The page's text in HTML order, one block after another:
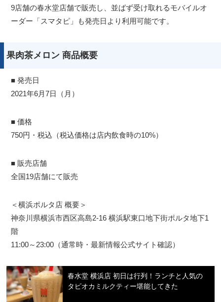
9店舗の春水堂店舗で販売し、並ばず受け取れるモバイルオ
ーダー「スマタピ」も発売日より利用可能です。
果肉茶メロン 商品概要
■ 発売日
2021年6月7日（月）
■ 価格
750円・税込（税込価格は店内飲食時の10%）
■ 販売店舗
全国19店舗にて販売
＜横浜ポルタ店 概要＞
神奈川県横浜市西区高島2-16 横浜駅東口地下街ポルタ地下1
階
11:00～23:00（通常時・最新情報公式サイト確認）
春水堂 横浜店 初日は行列！ランチと人気の
タピオカミルクティー堪能してきた